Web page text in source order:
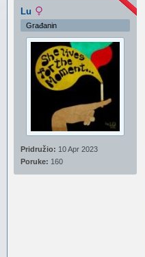
Lu
Građanin
Pridružio: 10 Apr 2023
Poruke: 160